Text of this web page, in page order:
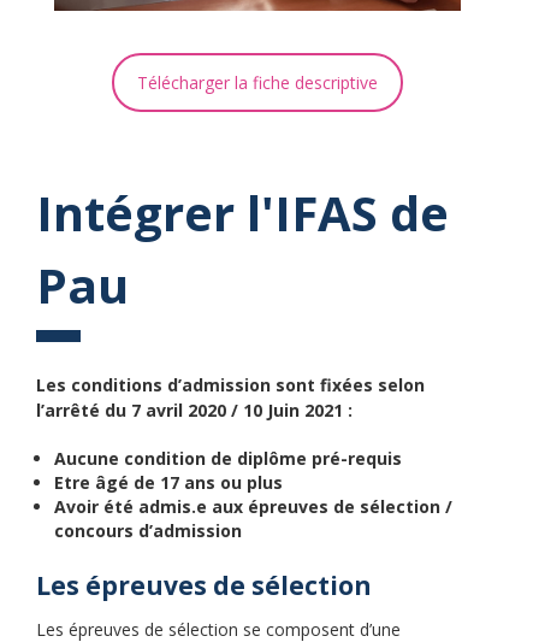
Télécharger la fiche descriptive
Intégrer l'IFAS de
Pau
Les conditions d’admission sont fixées selon
l’arrêté du 7 avril 2020 / 10 Juin 2021 :
Aucune condition de diplôme pré-requis
Etre âgé de 17 ans ou plus
Avoir été admis.e aux épreuves de sélection /
concours d’admission
Les épreuves de sélection
Les épreuves de sélection se composent d’une